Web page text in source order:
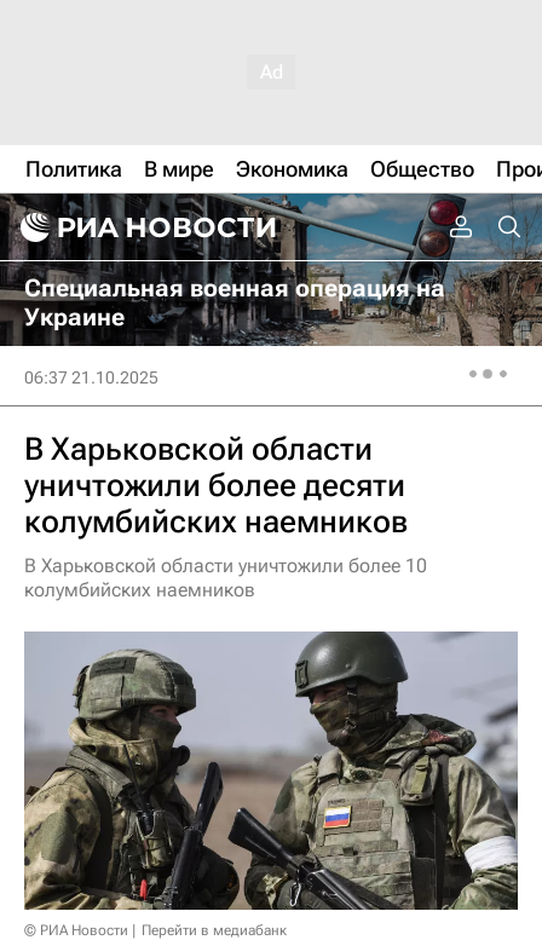
Политика В мире Экономика Общество
Специальная военная операция на
Украине
06:37 21.10.2025
В Харьковской области
уничтожили более десяти
колумбийских наемников
В Харьковской области уничтожили более 10
колумбийских наемников
© РИА Новости
Перейти в медиабанк